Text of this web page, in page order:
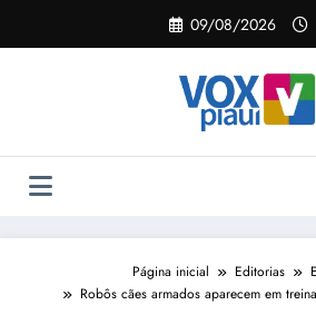
o
09/08/2026
Página inicial Editorias
Robôs cães armados aparecem em